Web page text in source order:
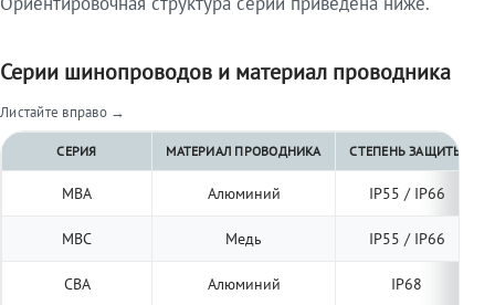
Серии шинопроводов и материал проводника
Листайте вправо →
СЕРИЯ МАТЕРИАЛ ПРОВОДНИКА СТЕПЕНЬ ЗАЩИТЫ
МВА Алюминий IP55 / IP66
МВС Медь IP55 / IP66
СВА Алюминий IP68